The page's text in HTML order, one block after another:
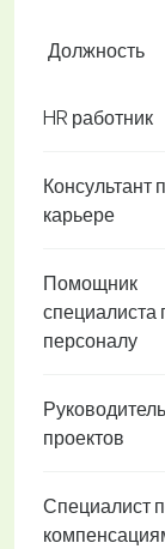
Должность
HR работник
Консультант
карьере
Помощник
специалиста
персоналу
Руководитель
проектов
Специалист